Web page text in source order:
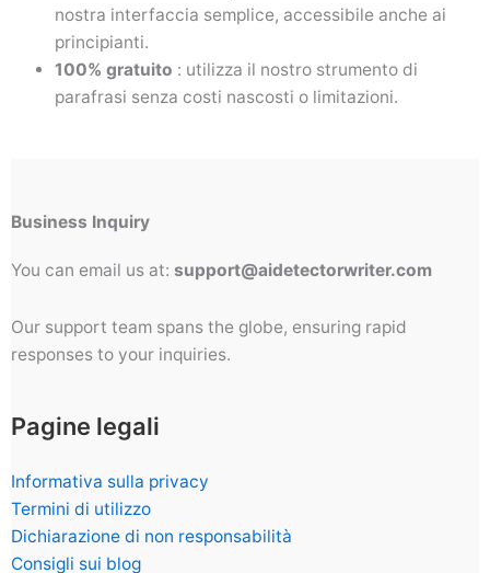
nostra interfaccia semplice, accessibile anche ai
principianti.
100% gratuito : utilizza il nostro strumento di
parafrasi senza costi nascosti o limitazioni.
Business Inquiry
You can email us at: support@aidetectorwriter.com
Our support team spans the globe, ensuring rapid
responses to your inquiries.
Pagine legali
Informativa sulla privacy
Termini di utilizzo
Dichiarazione di non responsabilità
Consigli sui blog